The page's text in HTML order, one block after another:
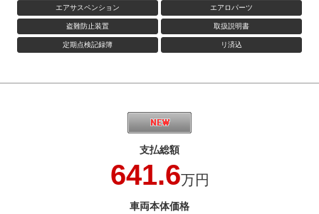
エアサスペンション エアロパーツ
盗難防止装置 取扱説明書
定期点検記録簿 リ済込
支払総額
641.6万円
車両本体価格